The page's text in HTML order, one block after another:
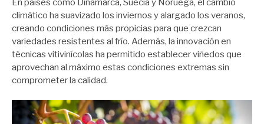
En países como Dinamarca, Suecia y Noruega, el cambio
climático ha suavizado los inviernos y alargado los veranos,
creando condiciones más propicias para que crezcan
variedades resistentes al frío. Además, la innovación en
técnicas vitivinícolas ha permitido establecer viñedos que
aprovechan al máximo estas condiciones extremas sin
comprometer la calidad.